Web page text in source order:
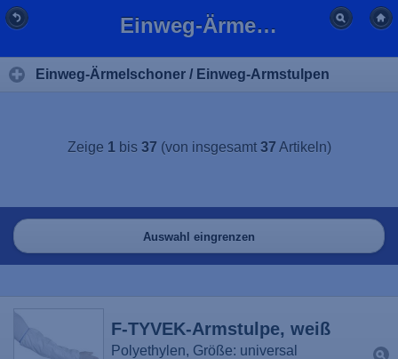
Einweg-Ärmelschoner / Einweg-Armstulpen günstig kaufen | BFL
Einweg-Ärmelschoner / Einweg-Armstulpen
Zeige 1bis 37 (von insgesamt 37 Artikeln)
Auswahl eingrenzen
F-TYVEK-Armstulpe, weiß
Polyethylen, Größe: universal